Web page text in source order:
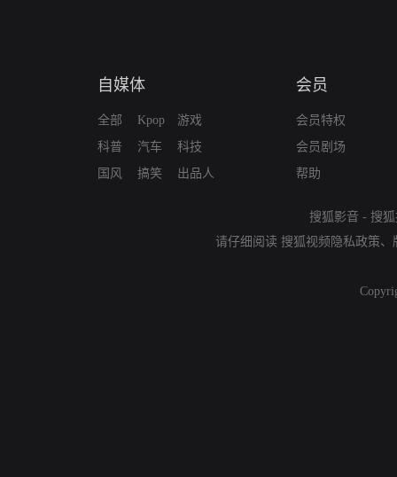
自媒体
全部
科普
国风
Kpop
汽车
搞笑
游戏
科技
出品人
会员
会员特权
会员剧场
帮助
搜狐影音 - 搜
请仔细阅读 搜狐视频隐私政策、